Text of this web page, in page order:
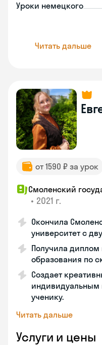
Уроки немецкого
Читать дальше
от 1590 ₽ за урок
Смоленский
• 2021 г.
Окончила
университет с
Получила диплом
образования по
Создает
ученику.
Читать дальше
Услуги и цены